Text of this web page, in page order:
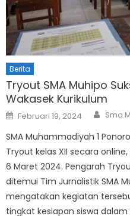
Berita
Tryout SMA Muhipo
Wakasek Kurikulum
Posted
on
Februari 19, 2024 Sma
SMA Muhammadiyah 1
Tryout kelas XII secara
6 Maret 2024. Pengarah
ditemui Tim Jurnalistik SMA
mengatakan kegiatan
tingkat kesiapan siswa